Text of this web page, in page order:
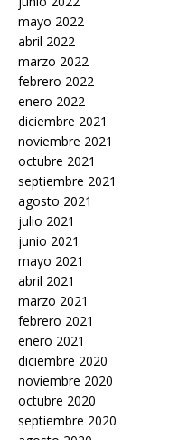
mayo 2022
abril 2022
marzo 2022
febrero 2022
enero 2022
diciembre 2021
noviembre 2021
octubre 2021
septiembre 2021
agosto 2021
julio 2021
junio 2021
mayo 2021
abril 2021
marzo 2021
febrero 2021
enero 2021
diciembre 2020
noviembre 2020
octubre 2020
septiembre 2020